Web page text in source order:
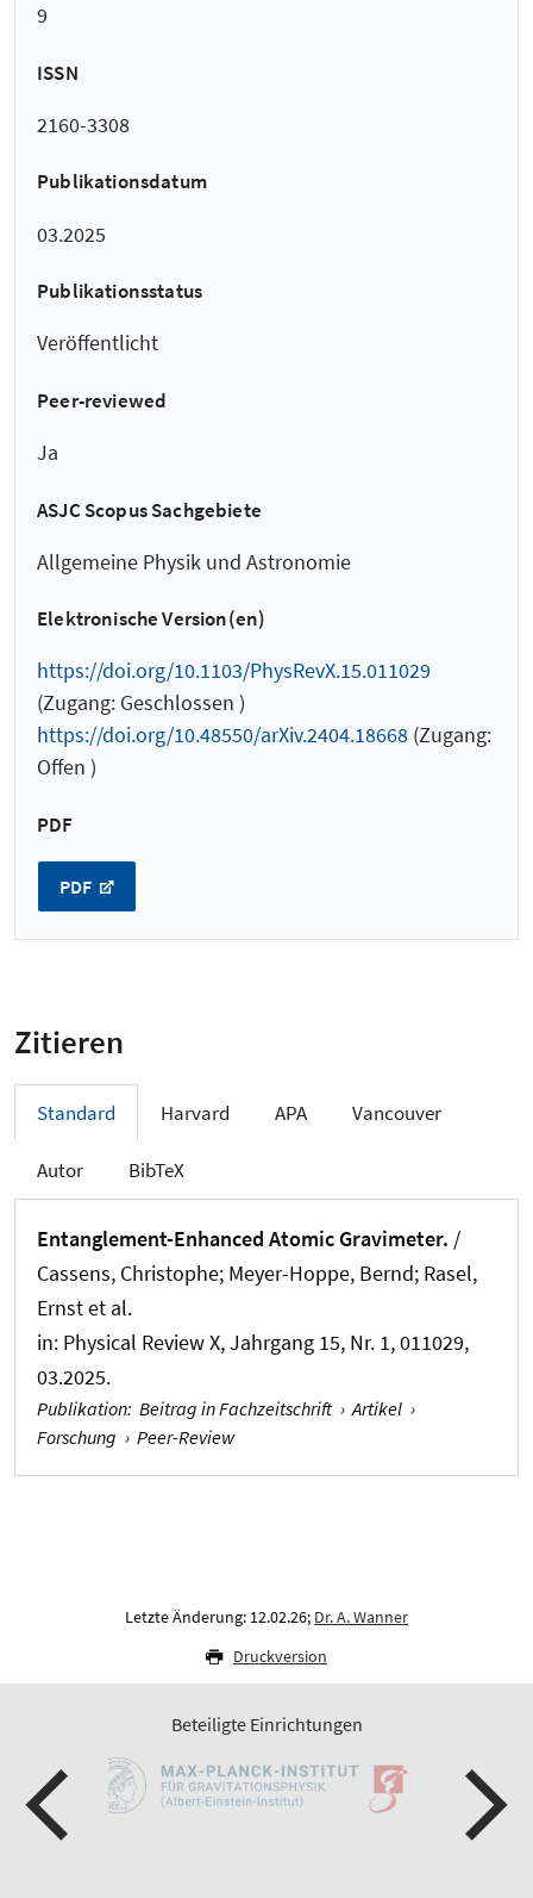
9
ISSN
2160-3308
Publikationsdatum
03.2025
Publikationsstatus
Veröffentlicht
Peer-reviewed
Ja
ASJC Scopus Sachgebiete
Allgemeine Physik und Astronomie
Elektronische Version(en)
https://doi.org/10.1103/PhysRevX.15.011029
(Zugang: Geschlossen )
https://doi.org/10.48550/arXiv.2404.18668 (Zugang:
Offen )
PDF
PDF
Zitieren
Standard Harvard APA Vancouver
Autor BibTeX
Entanglement-Enhanced Atomic Gravimeter. /
Cassens, Christophe; Meyer-Hoppe, Bernd; Rasel,
Ernst et al.
in: Physical Review X, Jahrgang 15, Nr. 1, 011029,
03.2025.
Publikation: Beitrag in Fachzeitschrift › Artikel ›
Forschung › Peer-Review
Letzte Änderung: 12.02.26; Dr. A. Wanner
Druckversion
Beteiligte Einrichtungen